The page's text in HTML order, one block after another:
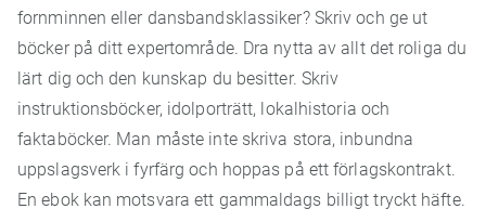
fornminnen eller dansbandsklassiker? Skriv och ge ut
böcker på ditt expertområde. Dra nytta av allt det roliga du
lärt dig och den kunskap du besitter. Skriv
instruktionsböcker, idolporträtt, lokalhistoria och
faktaböcker. Man måste inte skriva stora, inbundna
uppslagsverk i fyrfärg och hoppas på ett förlagskontrakt.
En ebok kan motsvara ett gammaldags billigt tryckt häfte.